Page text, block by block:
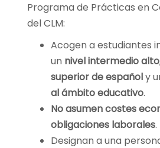
Programa de Prácticas en
del CLM:
Acogen a estudiantes
un nivel intermedio
superior de españoly
al ámbito educativo.
No asumen costes
obligaciones laborales.
Designan a una